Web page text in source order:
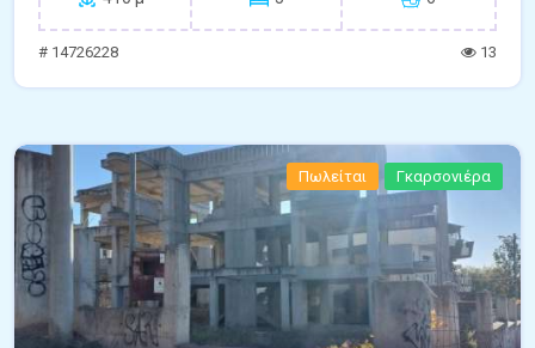
# 14726228 13
Πωλείται Γκαρσονιέρα